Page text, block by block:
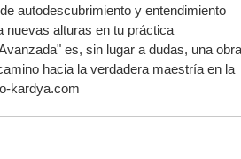
autodescubrimiento y entendimiento
nuevas alturas en tu práctica
es, sin lugar a dudas, una obra
hacia la verdadera maestría en la
kardya.com